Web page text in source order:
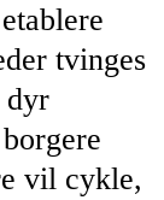
tvinges
dyr
vil cykle,